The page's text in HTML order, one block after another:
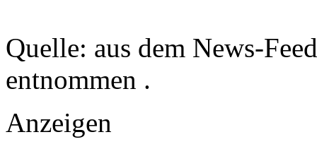
Quelle: aus dem News-
entnommen .
Anzeigen